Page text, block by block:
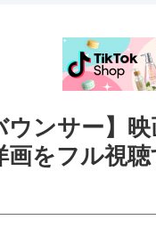
ウンサー】
画をフル視